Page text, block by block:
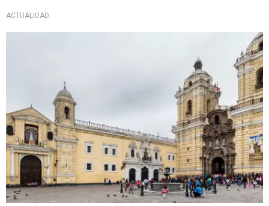
ACTUALIDAD